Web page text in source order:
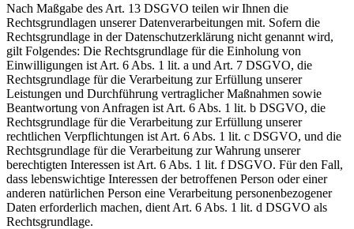
Nach Maßgabe des Art. 13 DSGVO teilen wir Ihnen die
Rechtsgrundlagen unserer Datenverarbeitungen mit. Sofern die
Rechtsgrundlage in der Datenschutzerklärung nicht genannt wird,
gilt Folgendes: Die Rechtsgrundlage für die Einholung von
Einwilligungen ist Art. 6 Abs. 1 lit. a und Art. 7 DSGVO, die
Rechtsgrundlage für die Verarbeitung zur Erfüllung unserer
Leistungen und Durchführung vertraglicher Maßnahmen sowie
Beantwortung von Anfragen ist Art. 6 Abs. 1 lit. b DSGVO, die
Rechtsgrundlage für die Verarbeitung zur Erfüllung unserer
rechtlichen Verpflichtungen ist Art. 6 Abs. 1 lit. c DSGVO, und die
Rechtsgrundlage für die Verarbeitung zur Wahrung unserer
berechtigten Interessen ist Art. 6 Abs. 1 lit. f DSGVO. Für den Fall,
dass lebenswichtige Interessen der betroffenen Person oder einer
anderen natürlichen Person eine Verarbeitung personenbezogener
Daten erforderlich machen, dient Art. 6 Abs. 1 lit. d DSGVO als
Rechtsgrundlage.